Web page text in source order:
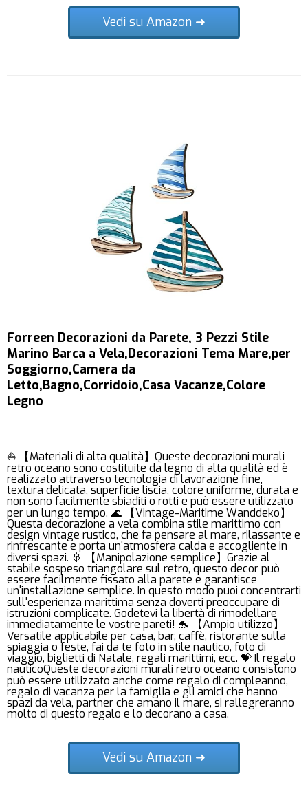
Vedi su Amazon ➜
Forreen Decorazioni da Parete, 3 Pezzi Stile
Marino Barca a Vela,Decorazioni Tema Mare,per
Soggiorno,Camera da
Letto,Bagno,Corridoio,Casa Vacanze,Colore
Legno
⛵ 【Materiali di alta qualità】Queste decorazioni murali
retro oceano sono costituite da legno di alta qualità ed è
realizzato attraverso tecnologia di lavorazione fine,
textura delicata, superficie liscia, colore uniforme, durata e
non sono facilmente sbiaditi o rotti e può essere utilizzato
per un lungo tempo. 🌊 【Vintage-Maritime Wanddeko】
Questa decorazione a vela combina stile marittimo con
design vintage rustico, che fa pensare al mare, rilassante e
rinfrescante e porta un'atmosfera calda e accogliente in
diversi spazi. 🚢 【Manipolazione semplice】Grazie al
stabile sospeso triangolare sul retro, questo decor può
essere facilmente fissato alla parete e garantisce
un'installazione semplice. In questo modo puoi concentrarti
sull'esperienza marittima senza doverti preoccupare di
istruzioni complicate. Godetevi la libertà di rimodellare
immediatamente le vostre pareti! 🐬 【Ampio utilizzo】
Versatile applicabile per casa, bar, caffè, ristorante sulla
spiaggia o feste, fai da te foto in stile nautico, foto di
viaggio, biglietti di Natale, regali marittimi, ecc. 💝 Il regalo
nauticoQueste decorazioni murali retro oceano consistono
può essere utilizzato anche come regalo di compleanno,
regalo di vacanza per la famiglia e gli amici che hanno
spazi da vela, partner che amano il mare, si rallegreranno
molto di questo regalo e lo decorano a casa.
Vedi su Amazon ➜